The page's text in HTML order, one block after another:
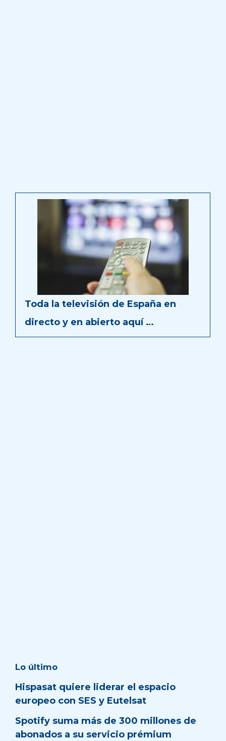
Toda la televisión de España en
directo y en abierto aquí …
Lo último
Hispasat quiere liderar el espacio
europeo con SES y Eutelsat
Spotify suma más de 300 millones de
abonados a su servicio prémium